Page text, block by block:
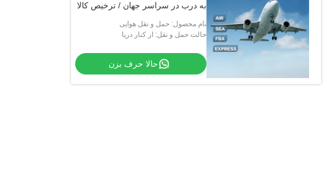
به درب در سراسر جهان / ترخیص کالا
نام محصول: حمل و نقل هوایی
حالت حمل و نقل: از کنار دریا
حالا حرف بزن